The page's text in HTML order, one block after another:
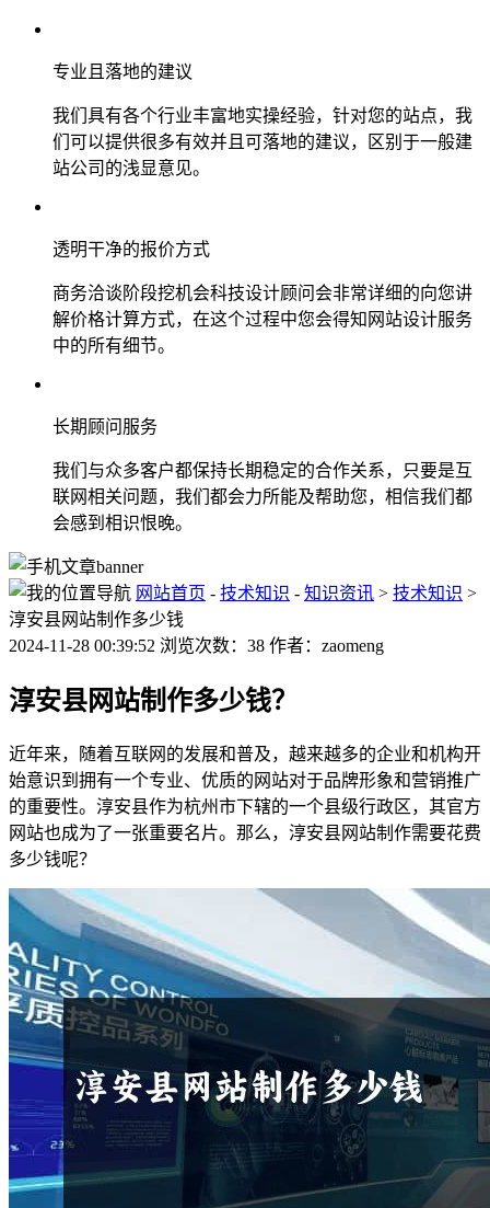
专业且落地的建议
我们具有各个行业丰富地实操经验，针对您的站点，我
们可以提供很多有效并且可落地的建议，区别于一般建
站公司的浅显意见。
透明干净的报价方式
商务洽谈阶段挖机会科技设计顾问会非常详细的向您讲
解价格计算方式，在这个过程中您会得知网站设计服务
中的所有细节。
长期顾问服务
我们与众多客户都保持长期稳定的合作关系，只要是互
联网相关问题，我们都会力所能及帮助您，相信我们都
会感到相识恨晚。
网站首页 - 技术知识 - 知识资讯 > 技术知识 >
淳安县网站制作多少钱
2024-11-28 00:39:52 浏览次数：38 作者：zaomeng
淳安县网站制作多少钱？
近年来，随着互联网的发展和普及，越来越多的企业和机构开
始意识到拥有一个专业、优质的网站对于品牌形象和营销推广
的重要性。淳安县作为杭州市下辖的一个县级行政区，其官方
网站也成为了一张重要名片。那么，淳安县网站制作需要花费
多少钱呢？